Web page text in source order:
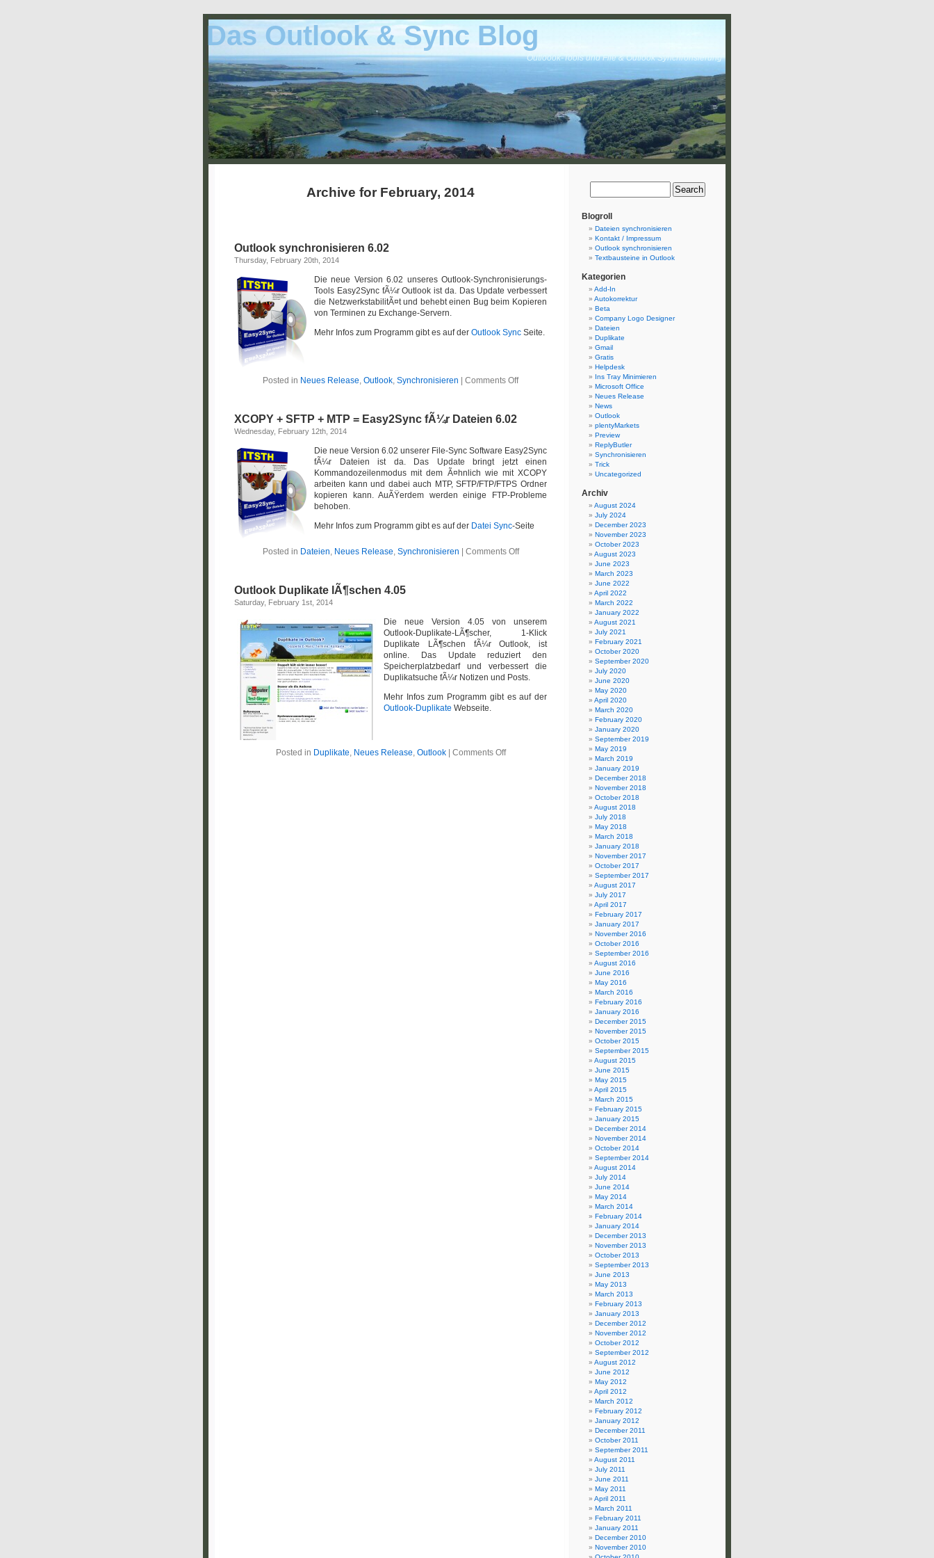
Das Outlook & Sync Blog
Outloook-Tools und File & Outlook Synchronsierung
Archive for February, 2014
Outlook synchronisieren 6.02
Thursday, February 20th, 2014
Die neue Version 6.02 unseres Outlook-Synchronisierungs-
Tools Easy2Sync fÃ¼r Outlook ist da. Das Update verbessert
die NetzwerkstabilitÃ¤t und behebt einen Bug beim Kopieren
von Terminen zu Exchange-Servern.
Mehr Infos zum Programm gibt es auf der Outlook Sync Seite.
Posted in Neues Release, Outlook, Synchronisieren Comments Offon
XCOPY + SFTP + MTP = Easy2Sync fÃ¼r Dateien 6.02
Wednesday, February 12th, 2014
Die neue Version 6.02 unserer File-Sync Software Easy2Sync
fÃ¼r Dateien ist da. Das Update bringt jetzt einen
Kommandozeilenmodus mit dem Ã¤hnlich wie mit XCOPY
arbeiten kann und dabei auch MTP, SFTP/FTP/FTPS Ordner
kopieren kann. AuÃŸerdem werden einige FTP-Probleme
behoben.
Mehr Infos zum Programm gibt es auf der Datei Sync-Seite
Posted in Dateien, Neues Release, Synchronisieren Comments Offon
Easy2Sync
fÃ¼r
Dateien
6.02
Outlook Duplikate lÃ¶schen 4.05
Saturday, February 1st, 2014
Die neue Version 4.05 von unserem
Outlook-Duplikate-LÃ¶scher, 1-Klick
Duplikate LÃ¶schen fÃ¼r Outlook, ist
online. Das Update reduziert den
Speicherplatzbedarf und verbessert die
Duplikatsuche fÃ¼r Notizen und Posts.
Mehr Infos zum Programm gibt es auf der
Outlook-Duplikate Webseite.
Posted in Duplikate, Neues Release, Outlook| Comments Offon
Blogroll
Dateien synchronisieren
Kontakt / Impressum
Outlook synchronisieren
Textbausteine in Outlook
Kategorien
Add-In
Autokorrektur
Beta
Company Logo Designer
Dateien
Duplikate
Gmail
Gratis
Helpdesk
Ins Tray Minimieren
Microsoft Office
Neues Release
News
Outlook
plentyMarkets
Preview
ReplyButler
Synchronisieren
Trick
Uncategorized
Archiv
August 2024
July 2024
December 2023
November 2023
October 2023
August 2023
June 2023
March 2023
June 2022
April 2022
March 2022
January 2022
August 2021
July 2021
February 2021
October 2020
September 2020
July 2020
June 2020
May 2020
April 2020
March 2020
February 2020
January 2020
September 2019
May 2019
March 2019
January 2019
December 2018
November 2018
October 2018
August 2018
July 2018
May 2018
March 2018
January 2018
November 2017
October 2017
September 2017
August 2017
July 2017
April 2017
February 2017
January 2017
November 2016
October 2016
September 2016
August 2016
June 2016
May 2016
March 2016
February 2016
January 2016
December 2015
November 2015
October 2015
September 2015
August 2015
June 2015
May 2015
April 2015
March 2015
February 2015
January 2015
December 2014
November 2014
October 2014
September 2014
August 2014
July 2014
June 2014
May 2014
March 2014
February 2014
January 2014
December 2013
November 2013
October 2013
September 2013
June 2013
May 2013
March 2013
February 2013
January 2013
December 2012
November 2012
October 2012
September 2012
August 2012
June 2012
May 2012
April 2012
March 2012
February 2012
January 2012
December 2011
October 2011
September 2011
August 2011
July 2011
June 2011
May 2011
April 2011
March 2011
February 2011
January 2011
December 2010
November 2010